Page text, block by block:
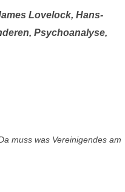
Lovelock, Hans-
Psychoanalyse,
muss was Vereinigendes am